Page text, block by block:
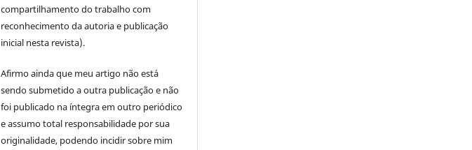
compartilhamento do trabalho com
reconhecimento da autoria e publicação
inicial nesta revista).
Afirmo ainda que meu artigo não está
sendo submetido a outra publicação e não
foi publicado na íntegra em outro periódico
e assumo total responsabilidade por sua
originalidade, podendo incidir sobre mim